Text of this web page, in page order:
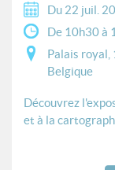
Du 22 juil.
De 10h30 à
Palais royal,
Belgique
Découvrez
et à la